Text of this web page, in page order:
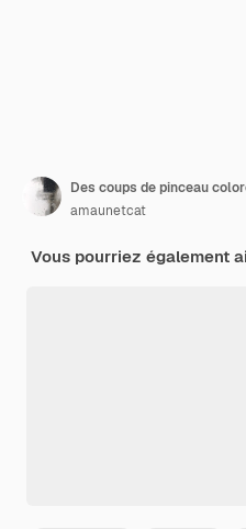
amaunetcat
Vous pourriez également